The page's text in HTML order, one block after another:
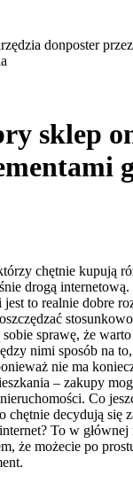
donposter
sklep
chętnie kupują
drogą
to realnie dobre
sprawę, że
nimi sposób na
nie ma
– zakupy
Co
chętnie decydują się
To w
że możecie po